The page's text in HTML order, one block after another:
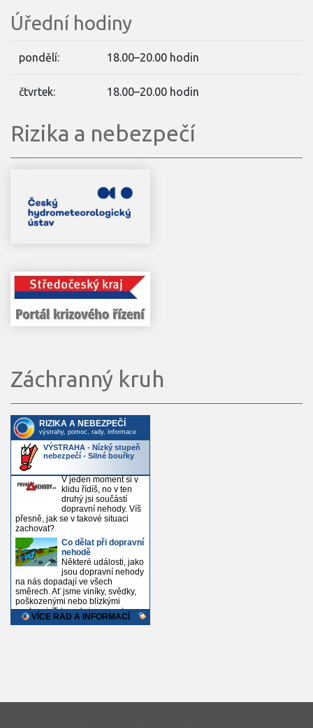
Úřední hodiny
pondělí: 18.00–20.00 hodin
čtvrtek: 18.00–20.00 hodin
Rizika a nebezpečí
Záchranný kruh